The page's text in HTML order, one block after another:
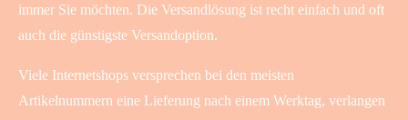
immer Sie möchten. Die Versandlösung ist recht einfach und oft
auch die günstigste Versandoption.
Viele Internetshops versprechen bei den meisten
Artikelnummern eine Lieferung nach einem Werktag, verlangen